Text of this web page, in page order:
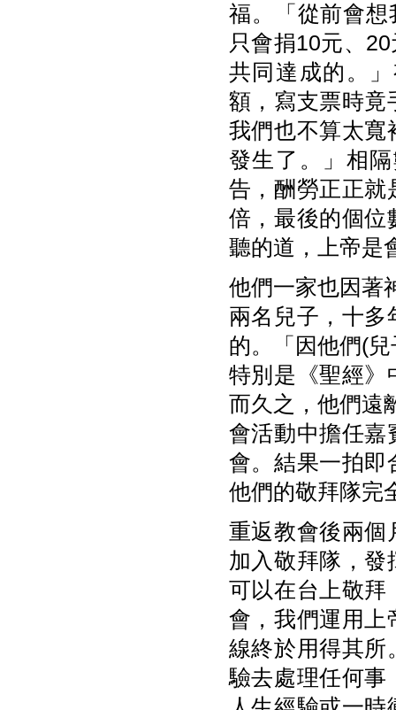
福。「從前會
只會捐10元、
共同達成的。
額，寫支票時竟
我們也不算太寬
發生了。」相
告，酬勞正正就
倍，最後的個位
聽的道，上帝是
他們一家也因著
兩名兒子，十多
的。「因他們(
特別是《聖經》
而久之，他們遠
會活動中擔任嘉
會。結果一拍即
他們的敬拜隊完
重返教會後兩個
加入敬拜隊，發
可以在台上敬拜
會，我們運用上
線終於用得其所
驗去處理任何事